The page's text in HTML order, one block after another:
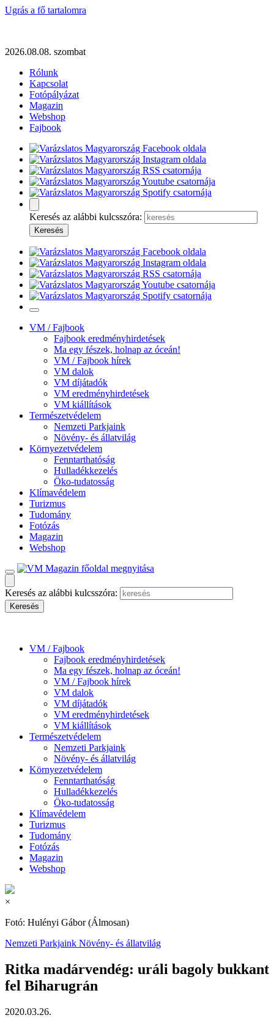
Ugrás a fő tartalomra
2026.08.08. szombat
Rólunk
Kapcsolat
Fotópályázat
Magazin
Webshop
Fajbook
Keresés az alábbi kulcsszóra:
VM / Fajbook
Fajbook eredményhirdetések
Ma egy fészek, holnap az óceán!
VM / Fajbook hírek
VM dalok
VM díjátadók
VM eredményhirdetések
VM kiállítások
Természetvédelem
Nemzeti Parkjaink
Növény- és állatvilág
Környezetvédelem
Fenntarthatóság
Hulladékkezelés
Öko-tudatosság
Klímavédelem
Turizmus
Tudomány
Fotózás
Magazin
Webshop
Keresés az alábbi kulcsszóra:
VM / Fajbook
Fajbook eredményhirdetések
Ma egy fészek, holnap az óceán!
VM / Fajbook hírek
VM dalok
VM díjátadók
VM eredményhirdetések
VM kiállítások
Természetvédelem
Nemzeti Parkjaink
Növény- és állatvilág
Környezetvédelem
Fenntarthatóság
Hulladékkezelés
Öko-tudatosság
Klímavédelem
Turizmus
Tudomány
Fotózás
Magazin
Webshop
×
Fotó: Hulényi Gábor (Álmosan)
Nemzeti Parkjaink Növény- és állatvilág
Ritka madárvendég: uráli bagoly bukkant
fel Biharugrán
2020.03.26.